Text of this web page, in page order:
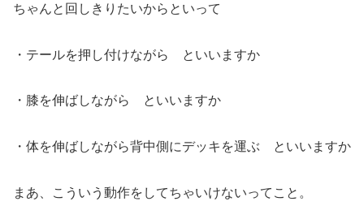
ちゃんと回しきりたいからといって
・テールを押し付けながら といいますか
・膝を伸ばしながら といいますか
・体を伸ばしながら背中側にデッキを運ぶ といいますか
まあ、こういう動作をしてちゃいけないってこと。